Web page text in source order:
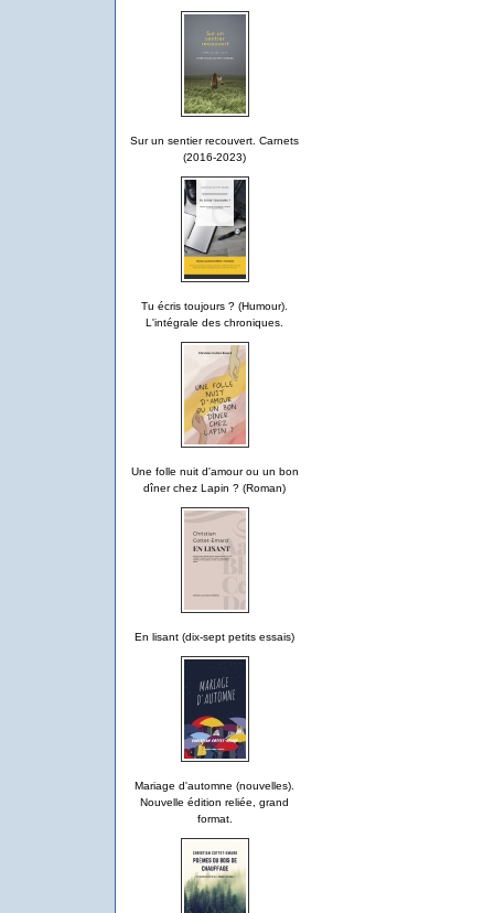
Sur un sentier recouvert. Carnets
(2016-2023)
Tu écris toujours ? (Humour).
L'intégrale des chroniques.
Une folle nuit d'amour ou un bon
dîner chez Lapin ? (Roman)
En lisant (dix-sept petits essais)
Mariage d'automne (nouvelles).
Nouvelle édition reliée, grand
format.